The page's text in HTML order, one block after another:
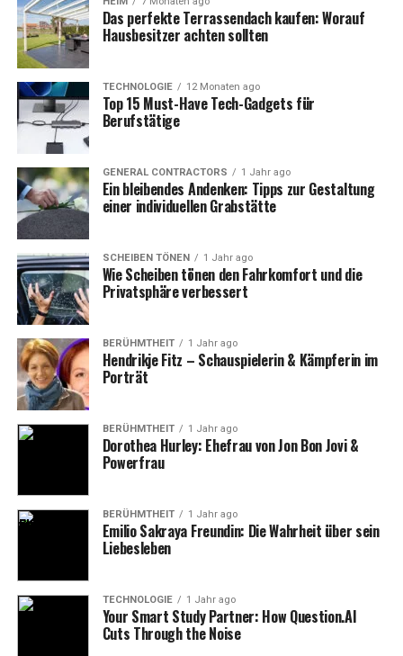
FAQs zu „Lesara“
Lesara: Ein innovatives
Geschäftsmodell im E-
Commerce
Lesara war bekannt für sein innovatives
Geschäftsmodell, das sich auf eine direkte Verbindung
zwischen Herstellern und Endkunden stützte. Durch
den Verzicht auf Zwischenhändler konnte das
Unternehmen seine Produkte zu deutlich niedrigeren
Preisen anbieten als die Konkurrenz. Dieses sogenannte
„Direct-to-Consumer“-Modell (DTC) war einer der
Hauptfaktoren für den Erfolg von Lesara.
Das Unternehmen nutzte modernste Technologien, um
Trends schnell zu erkennen und diese innerhalb
kürzester Zeit in sein Sortiment aufzunehmen. Lesara
kombinierte Big Data und maschinelles Lernen, um
maßgeschneidertes Produktsortiment anbieten zu
können. Dies ermöglichte es Lesara, auf aktuelle
Modetrends und saisonale Schwankungen flexibel zu
Ein weiterer Vorteil des Geschäftsmodells von Lesara lag
in der globalen Lieferkette. Das Unternehmen arbeitete
Das perfekte Terrassendach kaufen: Worauf
Hausbesitzer achten sollten
TECHNOLOGIE 12 Monaten ago
Top 15 Must-Have Tech-Gadgets für
Berufstätige
GENERAL CONTRACTORS 1 Jahr ago
Ein bleibendes Andenken: Tipps zur Gestaltung
einer individuellen Grabstätte
SCHEIBEN TÖNEN 1 Jahr ago
Wie Scheiben tönen den Fahrkomfort und die
Privatsphäre verbessert
BERÜHMTHEIT 1 Jahr ago
Hendrikje Fitz – Schauspielerin & Kämpferin im
Porträt
BERÜHMTHEIT 1 Jahr ago
Dorothea Hurley: Ehefrau von Jon Bon Jovi &
Powerfrau
BERÜHMTHEIT 1 Jahr ago
Emilio Sakraya Freundin: Die Wahrheit über sein
Liebesleben
TECHNOLOGIE 1 Jahr ago
Your Smart Study Partner: How Question.AI
Cuts Through the Noise